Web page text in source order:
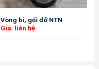
Vòng bi, gối đỡ NTN
Giá: liên hệ